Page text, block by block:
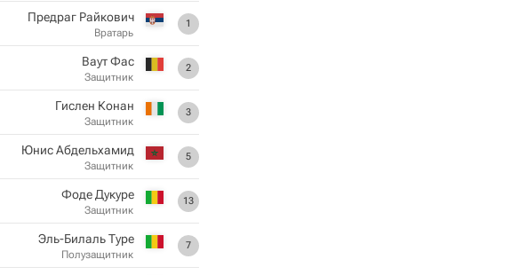
1
Предраг Райкович
Вратарь
2
Ваут Фас
Защитник
3
Гислен Конан
Защитник
5
Юнис Абдельхамид
Защитник
13
Фоде Дукуре
Защитник
7
Эль-Билаль Туре
Полузащитник